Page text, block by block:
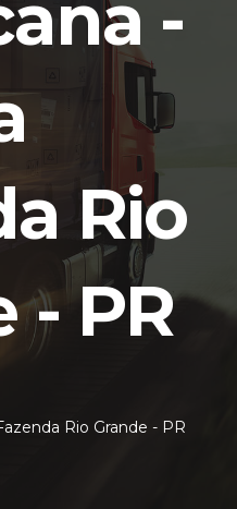
-
Rio
- PR
Rio Grande - PR